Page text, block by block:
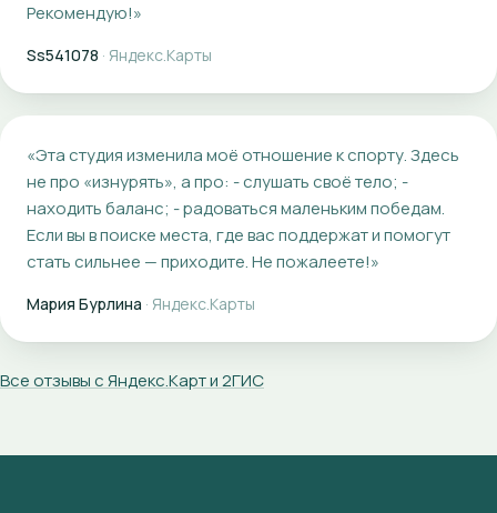
Рекомендую!»
Ss541078 · Яндекс.Карты
«Эта студия изменила моё отношение к спорту. Здесь
не про «изнурять», а про: - слушать своё тело; -
находить баланс; - радоваться маленьким победам.
Если вы в поиске места, где вас поддержат и помогут
стать сильнее — приходите. Не пожалеете!»
Мария Бурлина · Яндекс.Карты
Все отзывы с Яндекс.Карт и 2ГИС